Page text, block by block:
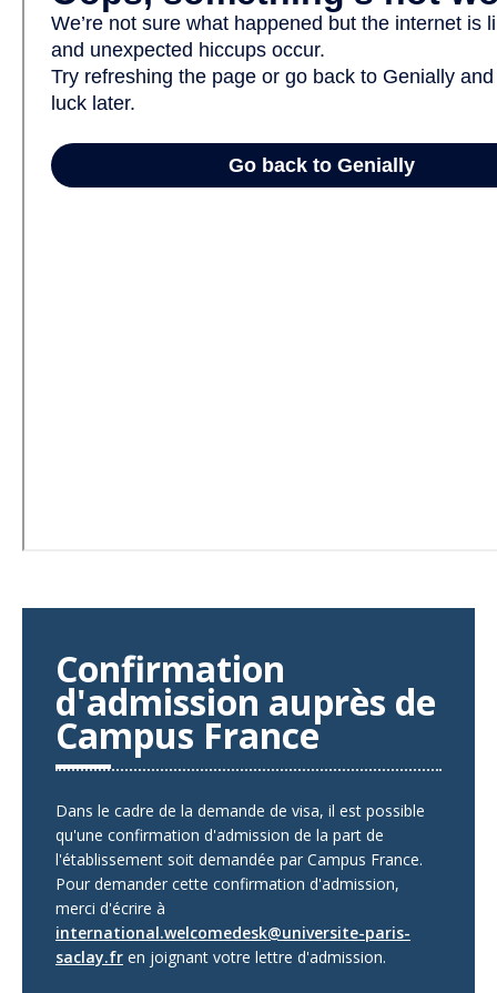
Confirmation
d'admission auprès de
Campus France
Dans le cadre de la demande de visa, il est possible
qu'une confirmation d'admission de la part de
l'établissement soit demandée par Campus France.
Pour demander cette confirmation d'admission,
merci d'écrire à
international.welcomedesk@universite-paris-
saclay.fr en joignant votre lettre d'admission.